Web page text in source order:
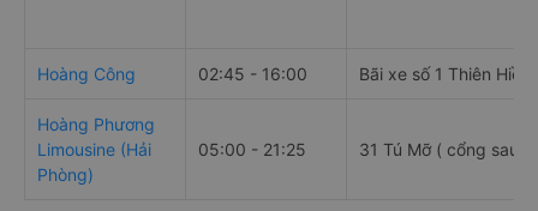
Hoàng Công 02:45 - 16:00 Bãi xe số 1 Thiên Hiền
Hoàng Phương
Limousine (Hải
Phòng)
05:00 - 21:25 31 Tú Mỡ ( cổng sau